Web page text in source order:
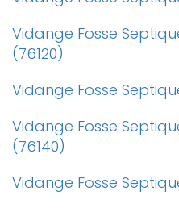
Vidange Fosse Septique
(76120)
Vidange Fosse
Vidange Fosse Septique
(76140)
Vidange Fosse